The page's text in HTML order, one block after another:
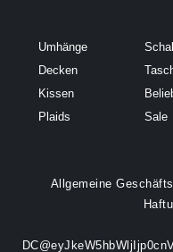
Umhänge
Decken
Kissen
Plaids
Sale
Allgemeine